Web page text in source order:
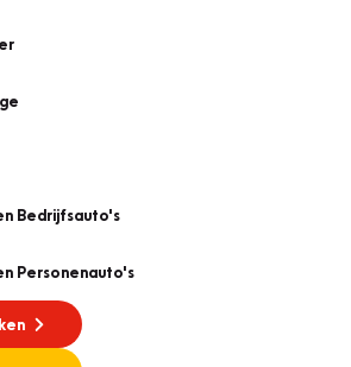
Bedrijfsauto's
Personenauto's